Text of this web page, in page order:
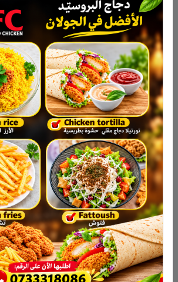
ساهر مهدي دعبوس
…
جميل امين طريف
…